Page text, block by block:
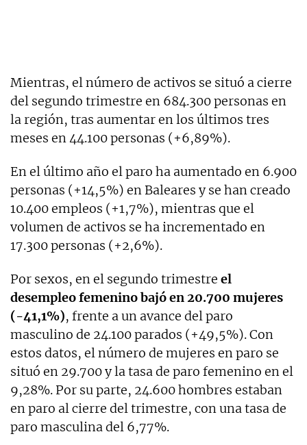
Mientras, el número de activos se situó a cierre
del segundo trimestre en 684.300 personas en
la región, tras aumentar en los últimos tres
meses en 44.100 personas (+6,89%).
En el último año el paro ha aumentado en 6.900
personas (+14,5%) en Baleares y se han creado
10.400 empleos (+1,7%), mientras que el
volumen de activos se ha incrementado en
17.300 personas (+2,6%).
Por sexos, en el segundo trimestre el
desempleo femenino bajó en 20.700 mujeres
(-41,1%), frente a un avance del paro
masculino de 24.100 parados (+49,5%). Con
estos datos, el número de mujeres en paro se
situó en 29.700 y la tasa de paro femenino en el
9,28%. Por su parte, 24.600 hombres estaban
en paro al cierre del trimestre, con una tasa de
paro masculina del 6,77%.